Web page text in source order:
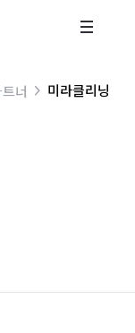
너 미라클리닝